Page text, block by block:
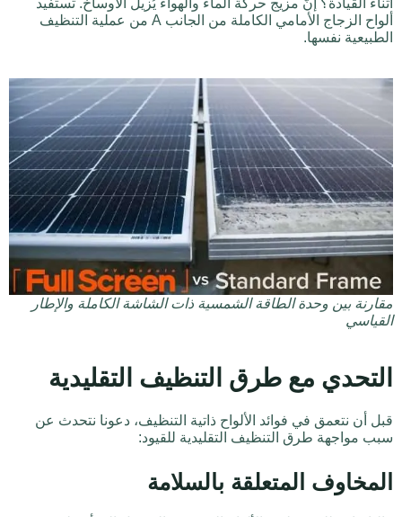
ألواح الزجاج الأمامي الكاملة من الجانب A من عملية التنظيف
الطبيعية نفسها.
مقارنة بين وحدة الطاقة الشمسية ذات الشاشة الكاملة والإطار
القياسي
التحدي مع طرق التنظيف التقليدية
قبل أن نتعمق في فوائد الألواح ذاتية التنظيف، دعونا نتحدث عن
سبب مواجهة طرق التنظيف التقليدية للقيود:
المخاوف المتعلقة بالسلامة